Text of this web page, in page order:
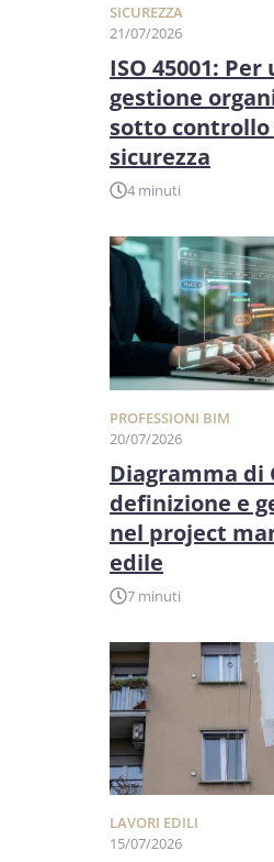
SICUREZZA
21/07/2026
ISO 45001: Per
gestione
sotto controllo
sicurezza
4 minuti
PROFESSIONI BIM
20/07/2026
Diagramma di
definizione e
nel project
edile
7 minuti
LAVORI EDILI
15/07/2026